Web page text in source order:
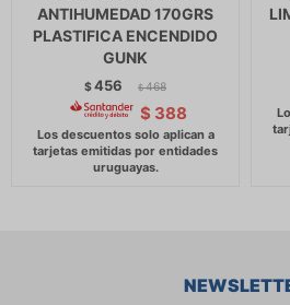
ANTIHUMEDAD 170GRS
PLASTIFICA ENCENDIDO
GUNK
$456 $ 468
$ 388